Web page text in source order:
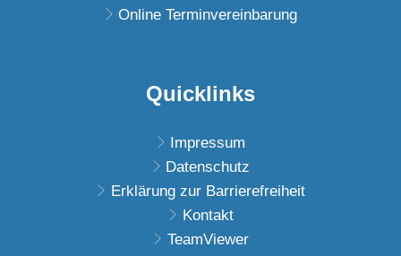
Online Terminvereinbarung
Quicklinks
Impressum
Datenschutz
Erklärung zur Barrierefreiheit
Kontakt
TeamViewer